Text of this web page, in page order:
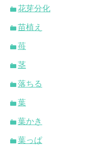
花芽分化
苗植え
苺
茎
落ちる
葉
葉かき
葉っぱ